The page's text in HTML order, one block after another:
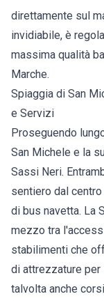
direttamente sul
invidiabile, è
massima qualità
Marche.
Spiaggia di San
e Servizi
Proseguendo
San Michele e la
Sassi Neri.
sentiero dal
di bus navetta. La
mezzo tra
stabilimenti che
di attrezzature per
talvolta anche